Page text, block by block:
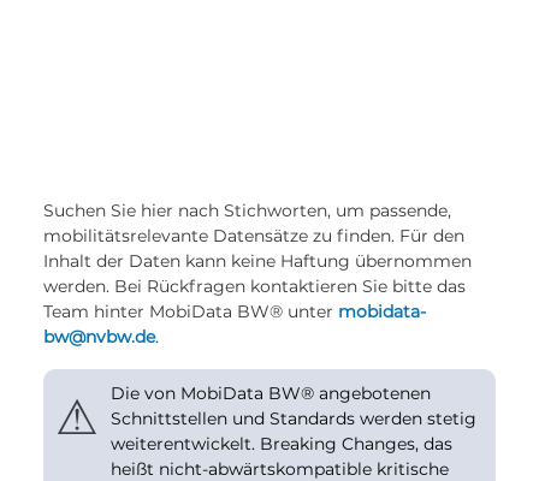
Suchen Sie hier nach Stichworten, um passende,
mobilitätsrelevante Datensätze zu finden. Für den
Inhalt der Daten kann keine Haftung übernommen
werden. Bei Rückfragen kontaktieren Sie bitte das
Team hinter MobiData BW® unter mobidata-
bw@nvbw.de.
⚠
Die von MobiData BW® angebotenen
Schnittstellen und Standards werden stetig
weiterentwickelt. Breaking Changes, das
heißt nicht-abwärtskompatible kritische